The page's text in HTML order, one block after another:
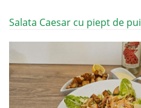
Salata Caesar cu piept de pui